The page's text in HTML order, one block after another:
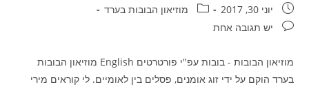
פורסם:יוני 30, 2017 קטגוריה:מוזיאון הבובות בערד
תגובות:יש תגובה אחת
מוזיאון הבובות - בובות עפ"י פורטרטים English מוזיאון הבובות
בערד הוקם על ידי זוג אומנים, פסלים בין לאומיים. לי קוראים מירי